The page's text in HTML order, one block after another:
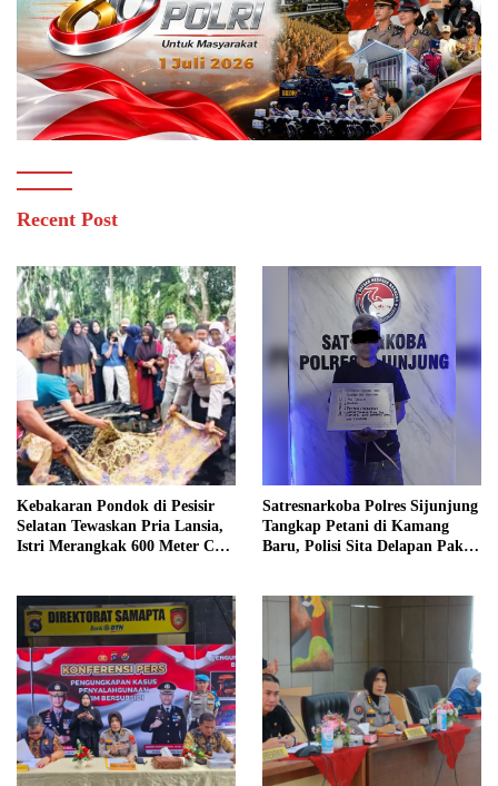
Recent Post
Kebakaran Pondok di Pesisir
Selatan Tewaskan Pria Lansia,
Istri Merangkak 600 Meter Cari
Satresnarkoba Polres Sijunjung
Tangkap Petani di Kamang
Baru, Polisi Sita Delapan Paket